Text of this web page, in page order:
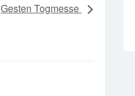
Gesten Togmesse